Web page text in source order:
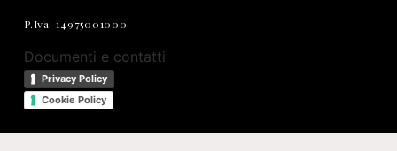
P.Iva: 14975001000
Documenti e contatti
Privacy Policy
Cookie Policy